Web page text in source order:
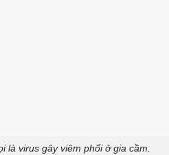
là virus gây viêm phổi ở gia cầm.